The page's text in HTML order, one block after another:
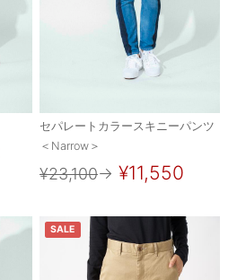
セパレートカラースキニーパンツ
＜Narrow＞
¥23,100→ ¥11,550
SALE